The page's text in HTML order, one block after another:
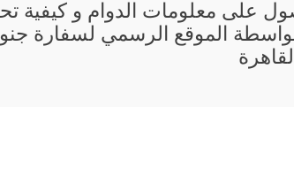
على معلومات الدوام و كيفية
الموقع الرسمي لسفارة